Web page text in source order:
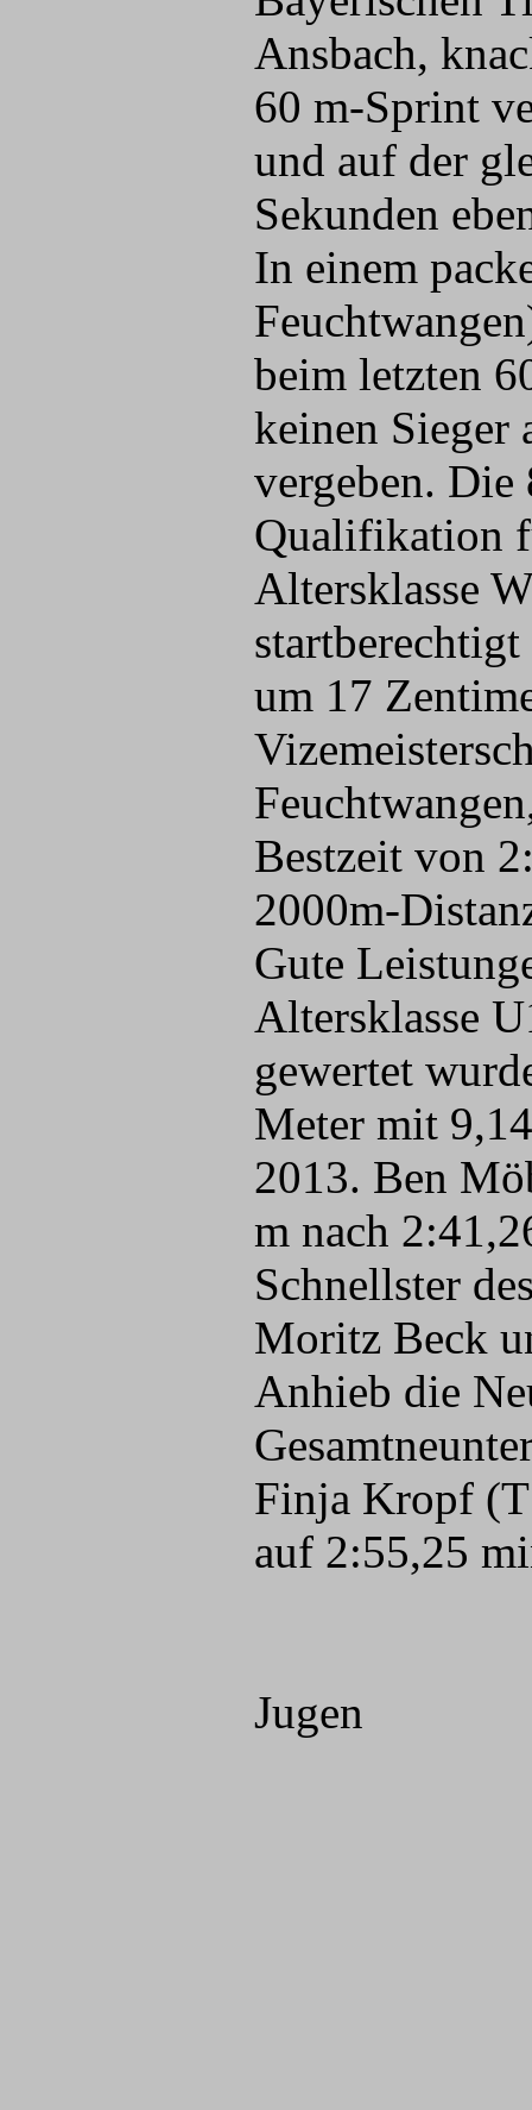
Ansbach,
60 m-Sprint
und auf der
Sekunden
In einem
beim letzten
keinen Sieger
vergeben. Die
Qualifikation
Altersklasse
um 17
Bestzeit von
2000m-
Gute
Altersklasse
gewertet
Meter mit
2013. Ben
m nach
Schnellster
Moritz Beck
Anhieb die
Finja Kropf
auf 2:55,25
Jugen